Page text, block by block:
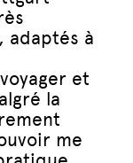
adaptés à
et
la
me